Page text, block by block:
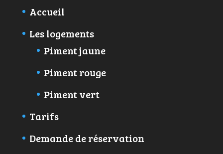
Accueil
Les logements
Piment jaune
Piment rouge
Piment vert
Tarifs
Demande de réservation